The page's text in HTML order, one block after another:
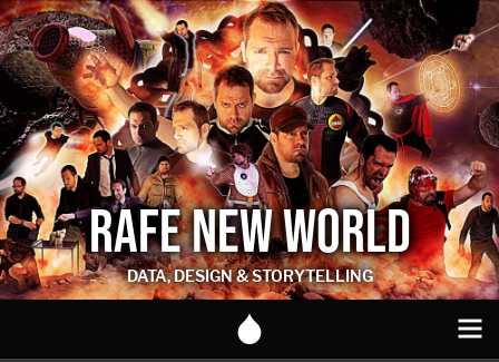
RAFE NEW WORLD
DATA, DESIGN & STORYTELLING